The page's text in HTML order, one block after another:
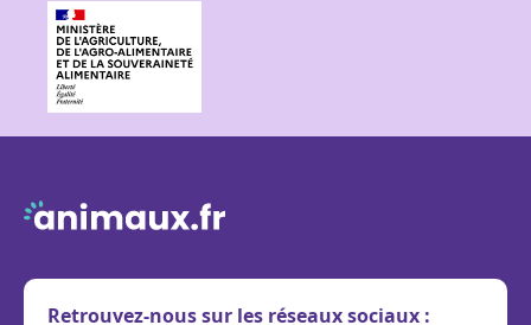
Retrouvez-nous sur les réseaux sociaux :